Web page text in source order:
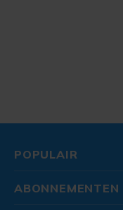
POPULAIR
ABONNEMENTEN